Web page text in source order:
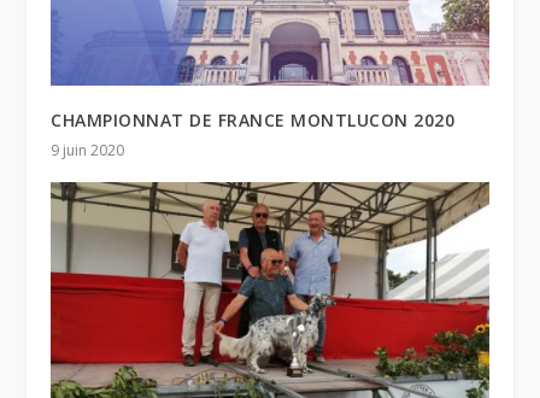
CHAMPIONNAT DE FRANCE MONTLUCON 2020
9 juin 2020